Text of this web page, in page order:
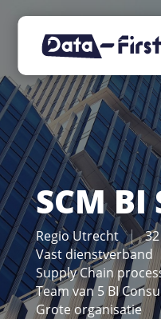
SCM
Regio Utrecht
Vast dienstverband
Supply Chain
Team van 5 BI
Grote organisatie